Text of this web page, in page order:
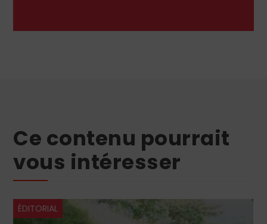
Ce contenu pourrait
vous intéresser
ÉDITORIAL